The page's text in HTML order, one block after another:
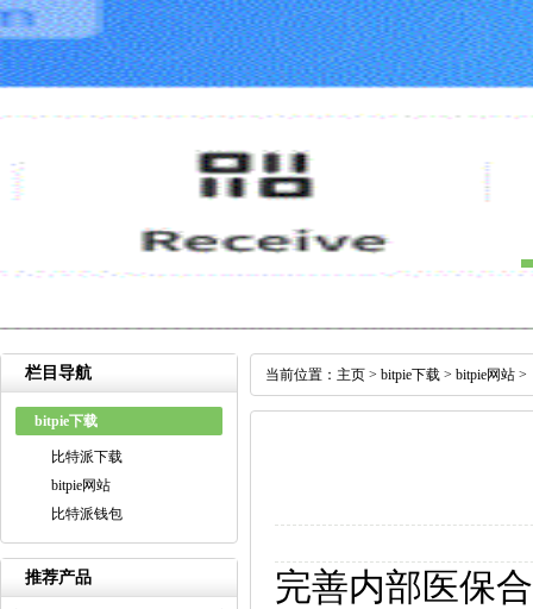
栏目导航
bitpie下载
比特派下载
bitpie网站
比特派钱包
推荐产品
当前位置： 主页 > bitpie下载 > bitpie网站 >
完善内部医保